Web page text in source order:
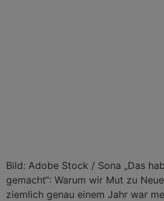
Bild: Adobe Stock / Sona „Das
gemacht“: Warum wir Mut zu
ziemlich genau einem Jahr war